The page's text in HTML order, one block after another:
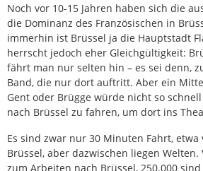
Noch vor 10-15 Jahren haben sich die
die Dominanz des Französischen in
immerhin ist Brüssel ja die Hauptstadt
herrscht jedoch eher Gleichgültigkeit:
fährt man nur selten hin – es sei denn,
Band, die nur dort auftritt. Aber ein
Gent oder Brügge würde nicht so
nach Brüssel zu fahren, um dort ins
Es sind zwar nur 30 Minuten Fahrt, etwa
Brüssel, aber dazwischen liegen Welten.
zum Arbeiten nach Brüssel, 250.000